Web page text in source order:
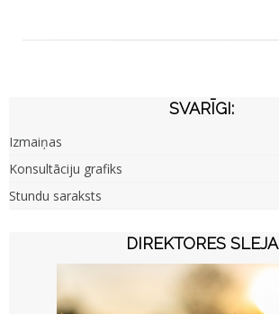
SVARĪGI:
Izmaiņas
Konsultāciju grafiks
Stundu saraksts
DIREKTORES SLEJA